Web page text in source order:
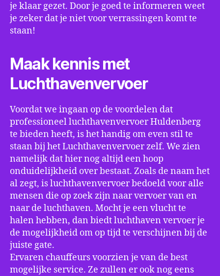
je klaar gezet. Door je goed te informeren weet
je zeker dat je niet voor verrassingen komt te
staan!
Maak kennis met
Luchthavenvervoer
Voordat we ingaan op de voordelen dat
professioneel luchthavenvervoer Huldenberg
te bieden heeft, is het handig om even stil te
staan bij het Luchthavenvervoer zelf. We zien
namelijk dat hier nog altijd een hoop
onduidelijkheid over bestaat. Zoals de naam het
al zegt, is luchthavenvervoer bedoeld voor alle
mensen die op zoek zijn naar vervoer van en
naar de luchthaven. Mocht je een vlucht te
halen hebben, dan biedt luchthaven vervoer je
de mogelijkheid om op tijd te verschijnen bij de
juiste gate.
Ervaren chauffeurs voorzien je van de best
mogelijke service. Ze zullen er ook nog eens